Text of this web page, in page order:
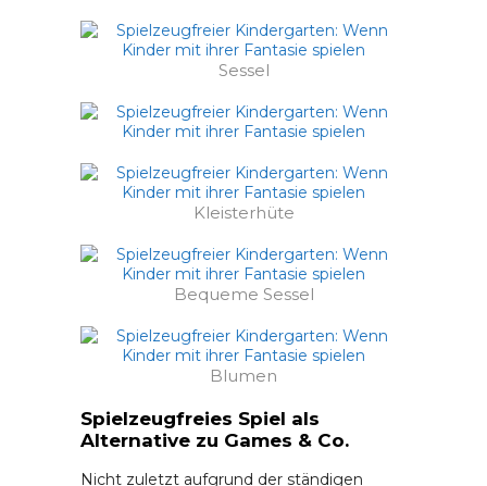
Sessel
Kleisterhüte
Bequeme Sessel
Blumen
Spielzeugfreies Spiel als
Alternative zu Games & Co.
Nicht zuletzt aufgrund der ständigen